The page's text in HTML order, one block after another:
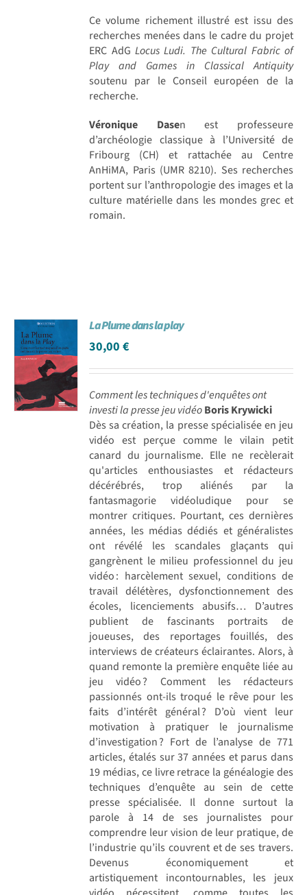
Ce volume richement illustré est issu des
recherches menées dans le cadre du projet
ERC AdG Locus Ludi. The Cultural Fabric of
Play and Games in Classical Antiquity
soutenu par le Conseil européen de la
recherche.
Véronique Dasen est professeure
d’archéologie classique à l’Université de
Fribourg (CH) et rattachée au Centre
AnHiMA, Paris (UMR 8210). Ses recherches
portent sur l’anthropologie des images et la
culture matérielle dans les mondes grec et
romain.
La Plume dans la play
30,00€
Comment les techniques d'enquêtes ont
investi la presse jeu vidéoBoris Krywicki
Dès sa création, la presse spécialisée en jeu
vidéo est perçue comme le vilain petit
canard du journalisme. Elle ne recèlerait
qu'articles enthousiastes et rédacteurs
décérébrés, trop aliénés par la
fantasmagorie vidéoludique pour se
montrer critiques. Pourtant, ces dernières
années, les médias dédiés et généralistes
ont révélé les scandales glaçants qui
gangrènent le milieu professionnel du jeu
vidéo : harcèlement sexuel, conditions de
travail délétères, dysfonctionnement des
écoles, licenciements abusifs… D’autres
publient de fascinants portraits de
joueuses, des reportages fouillés, des
interviews de créateurs éclairantes. Alors, à
quand remonte la première enquête liée au
jeu vidéo ? Comment les rédacteurs
passionnés ont-ils troqué le rêve pour les
faits d’intérêt général ? D’où vient leur
motivation à pratiquer le journalisme
d’investigation ? Fort de l’analyse de 771
articles, étalés sur 37 années et parus dans
19 médias, ce livre retrace la généalogie des
techniques d’enquête au sein de cette
presse spécialisée. Il donne surtout la
parole à 14 de ses journalistes pour
comprendre leur vision de leur pratique, de
­l’industrie qu’ils couvrent et de ses travers.
Devenus économiquement et
artistiquement incontournables, les jeux